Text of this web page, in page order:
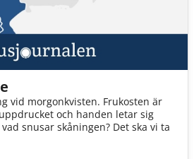
vid morgonkvisten. Frukosten är
och handen letar sig
snusar skåningen? Det ska vi ta